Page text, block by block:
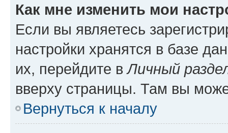
Как мне изменить мои
Если вы являетесь
настройки хранятся в базе
их, перейдите вЛичный
вверху страницы. Там вы
Вернуться к началу